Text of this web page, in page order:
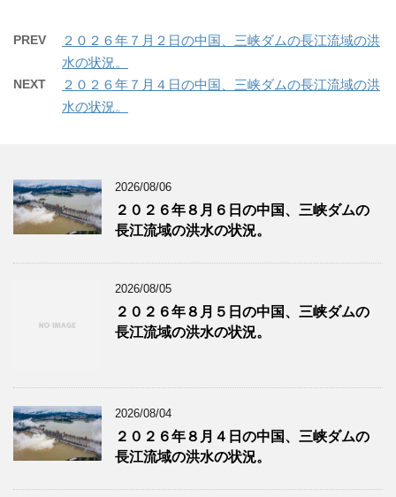
PREV
２０２６年７月２日の中国、三峡ダムの長江流域の洪
水の状況。
NEXT
２０２６年７月４日の中国、三峡ダムの長江流域の洪
水の状況。
2026/08/06
２０２６年８月６日の中国、三峡ダムの
長江流域の洪水の状況。
2026/08/05
２０２６年８月５日の中国、三峡ダムの
長江流域の洪水の状況。
2026/08/04
２０２６年８月４日の中国、三峡ダムの
長江流域の洪水の状況。